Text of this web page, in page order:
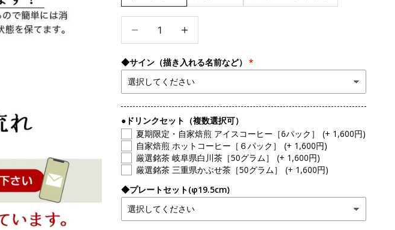
数量を減らす 数量を増やす
◆サイン（描き入れる名前など）
●ドリンクセット（複数選択可）
夏期限定・自家焙煎 アイスコーヒー［6パック］
(+ 1,600円)
自家焙煎 ホットコーヒー［６パック］
(+ 1,600円)
厳選銘茶 岐阜県白川茶［50グラム］
(+ 1,600円)
厳選銘茶 三重県かぶせ茶［50グラム］
(+ 1,600円)
◆プレートセット(φ19.5cm)